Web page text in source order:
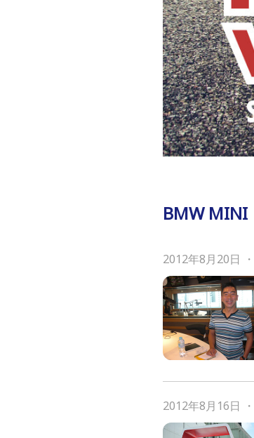
BMW MINI
2012年8月20日 ・
2012年8月16日 ・